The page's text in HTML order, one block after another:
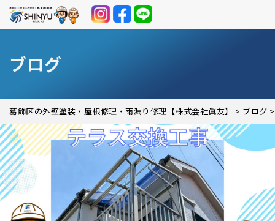
ブログ
葛飾区の外壁塗装・屋根修理・雨漏り修理【株式会社眞友】 > ブログ